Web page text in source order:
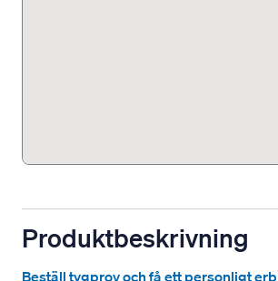
Produktbeskrivning
Beställ tygprov och få ett personligt